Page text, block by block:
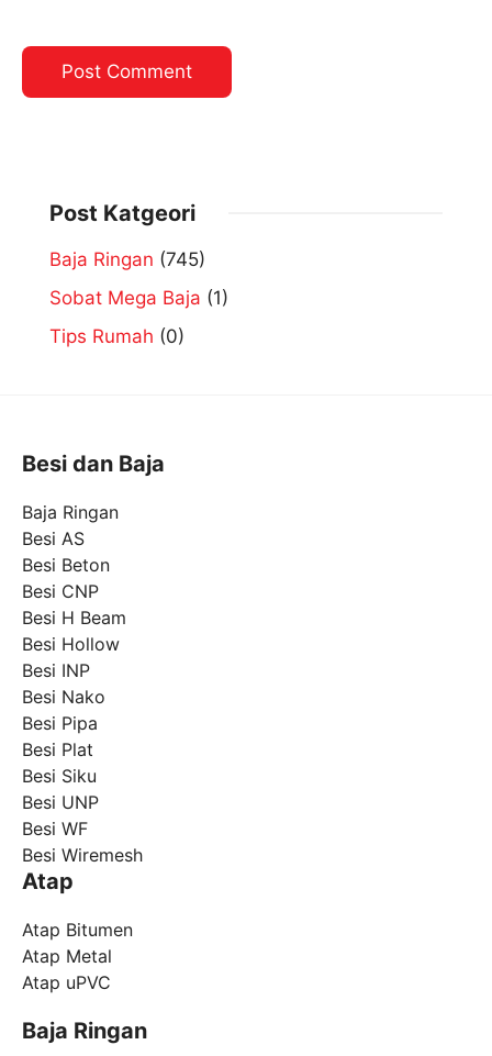
Post Katgeori
Baja Ringan (745)
Sobat Mega Baja (1)
Tips Rumah (0)
Besi dan Baja
Baja Ringan
Besi AS
Besi Beton
Besi CNP
Besi H Beam
Besi Hollow
Besi INP
Besi Nako
Besi Pipa
Besi Plat
Besi Siku
Besi UNP
Besi WF
Besi Wiremesh
Atap
Atap Bitumen
Atap Metal
Atap uPVC
Baja Ringan